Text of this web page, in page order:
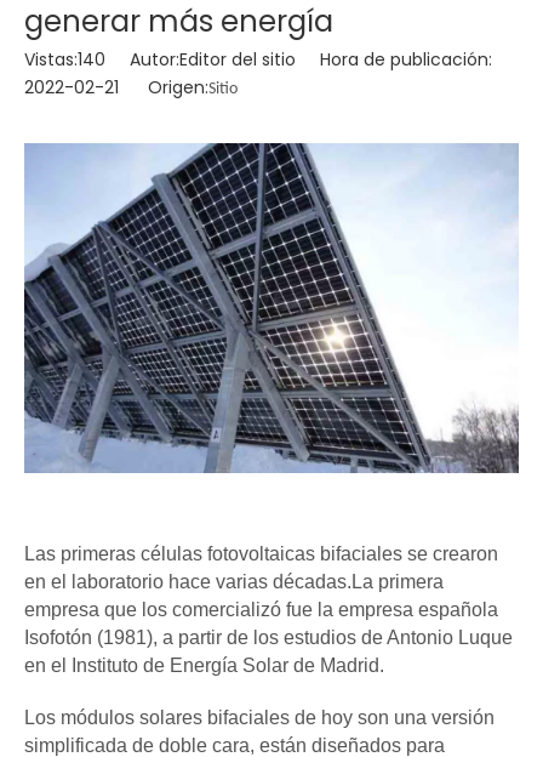
generar más energía
Vistas:140 Autor:Editor del sitio Hora de publicación:
2022-02-21 Origen:Sitio
Las primeras células fotovoltaicas bifaciales se crearon
en el laboratorio hace varias décadas.La primera
empresa que los comercializó fue la empresa española
Isofotón (1981), a partir de los estudios de Antonio Luque
en el Instituto de Energía Solar de Madrid.
Los módulos solares bifaciales de hoy son una versión
simplificada de doble cara, están diseñados para